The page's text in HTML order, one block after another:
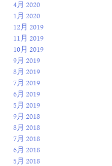
4月 2020
1月 2020
12月 2019
11月 2019
10月 2019
9月 2019
8月 2019
7月 2019
6月 2019
5月 2019
9月 2018
8月 2018
7月 2018
6月 2018
5月 2018